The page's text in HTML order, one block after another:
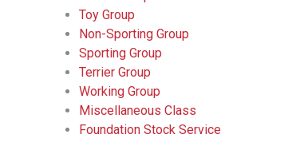
Toy Group
Non-Sporting Group
Sporting Group
Terrier Group
Working Group
Miscellaneous Class
Foundation Stock Service